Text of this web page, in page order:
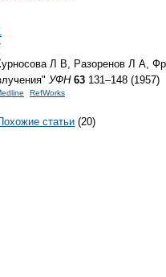
Л В, Разоренов Л А,
УФН 63 131–148 (1957)
RefWorks
статьи (20)